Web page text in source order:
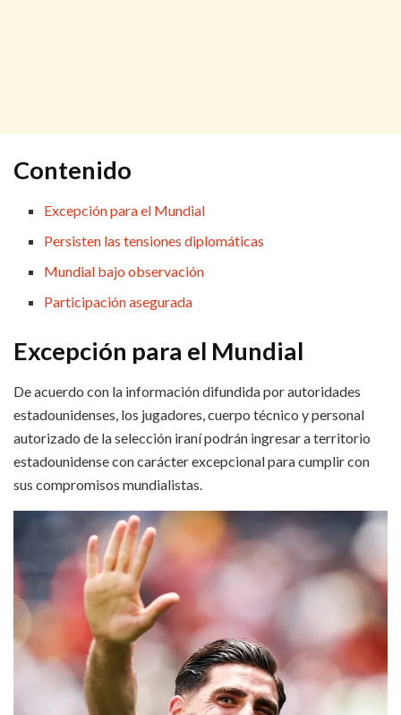
Contenido
Excepción para el Mundial
Persisten las tensiones diplomáticas
Mundial bajo observación
Participación asegurada
Excepción para el Mundial
De acuerdo con la información difundida por autoridades
estadounidenses, los jugadores, cuerpo técnico y personal
autorizado de la selección iraní podrán ingresar a territorio
estadounidense con carácter excepcional para cumplir con
sus compromisos mundialistas.